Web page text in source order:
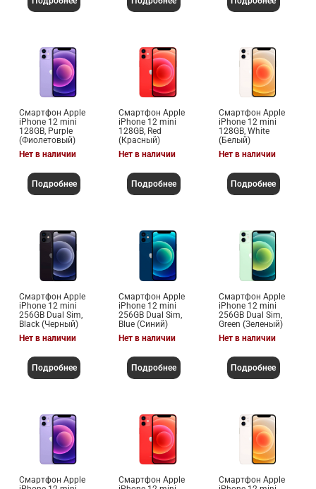
Смартфон Apple
iPhone 12 mini
128GB, Purple
(Фиолетовый)
Нет в наличии
Подробнее
Смартфон Apple
iPhone 12 mini
128GB, Red
(Красный)
Нет в наличии
Подробнее
Смартфон Apple
iPhone 12 mini
128GB, White
(Белый)
Нет в наличии
Подробнее
Смартфон Apple
iPhone 12 mini
256GB Dual Sim,
Black (Черный)
Нет в наличии
Подробнее
Смартфон Apple
iPhone 12 mini
256GB Dual Sim,
Blue (Синий)
Нет в наличии
Подробнее
Смартфон Apple
iPhone 12 mini
256GB Dual Sim,
Green (Зеленый)
Нет в наличии
Подробнее
Смартфон Apple
Смартфон Apple
Смартфон Apple